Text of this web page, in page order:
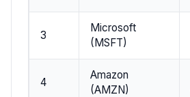
3
Microsoft
(MSFT)
4
Amazon
(AMZN)